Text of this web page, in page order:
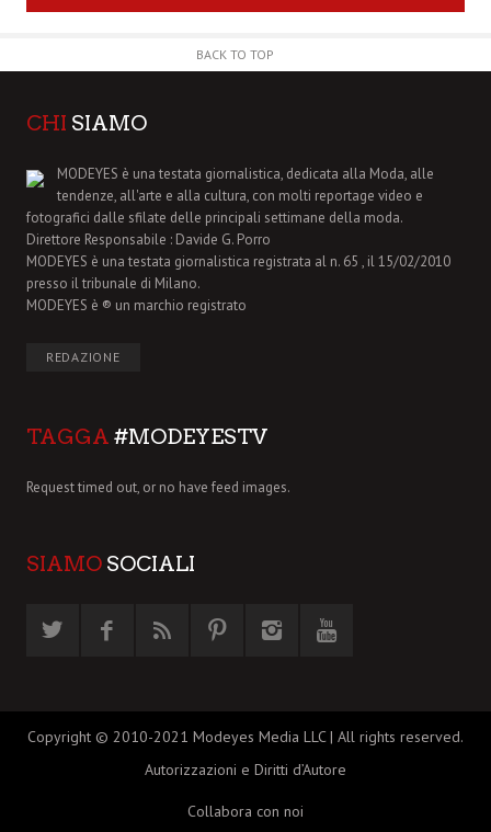
BACK TO TOP
CHI SIAMO
MODEYES è una testata giornalistica, dedicata alla Moda, alle
tendenze, all'arte e alla cultura, con molti reportage video e
fotografici dalle sfilate delle principali settimane della moda.
Direttore Responsabile : Davide G. Porro
MODEYES è una testata giornalistica registrata al n. 65 , il 15/02/2010
presso il tribunale di Milano.
MODEYES è ® un marchio registrato
REDAZIONE
TAGGA #MODEYESTV
Request timed out, or no have feed images.
SIAMO SOCIALI
Copyright © 2010-2021 Modeyes Media LLC | All rights reserved.
Autorizzazioni e Diritti d’Autore
Collabora con noi